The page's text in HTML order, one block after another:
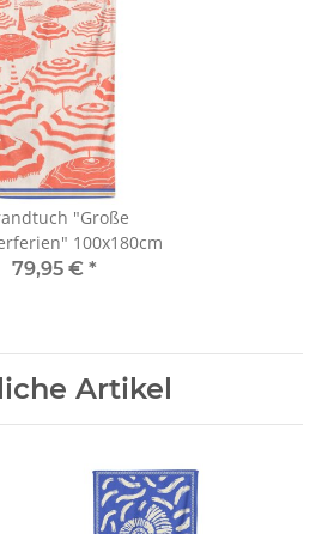
"Große
100x180cm
79,95 € *
Artikel